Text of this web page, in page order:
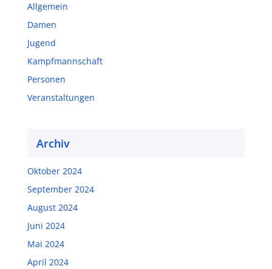
Allgemein
Damen
Jugend
Kampfmannschaft
Personen
Veranstaltungen
Archiv
Oktober 2024
September 2024
August 2024
Juni 2024
Mai 2024
April 2024